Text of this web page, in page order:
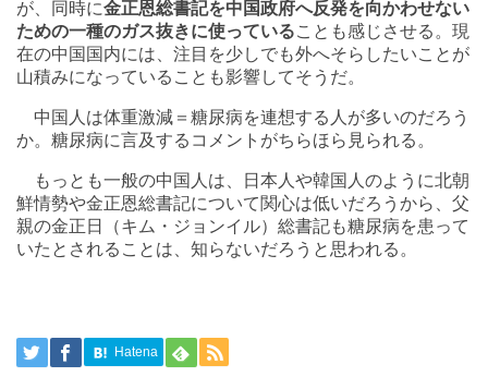
が、同時に金正恩総書記を中国政府へ反発を向かわせない
ための一種のガス抜きに使っていることも感じさせる。現
在の中国国内には、注目を少しでも外へそらしたいことが
山積みになっていることも影響してそうだ。
中国人は体重激減＝糖尿病を連想する人が多いのだろう
か。糖尿病に言及するコメントがちらほら見られる。
もっとも一般の中国人は、日本人や韓国人のように北朝
鮮情勢や金正恩総書記について関心は低いだろうから、父
親の金正日（キム・ジョンイル）総書記も糖尿病を患って
いたとされることは、知らないだろうと思われる。
Hatena